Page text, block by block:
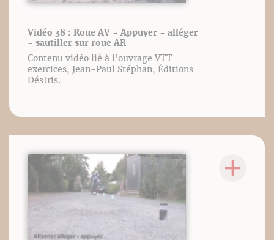
Vidéo 38 : Roue AV - Appuyer - alléger
- sautiller sur roue AR
Contenu vidéo lié à l’ouvrage VTT
exercices, Jean-Paul Stéphan, Éditions
DésIris.